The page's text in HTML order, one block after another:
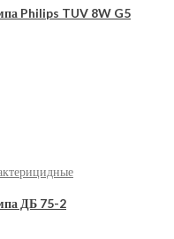
Philips TUV 8W G5
ДБ 75-2